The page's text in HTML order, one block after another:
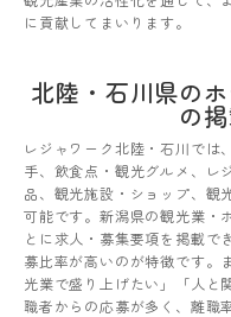
に貢献してまいります。
北陸・石川県の
の
レジャワーク北陸・石川では
手、飲食点・観光グルメ、レ
品、観光施設・ショップ、観
可能です。新潟県の観光業・
とに求人・募集要項を掲載で
募比率が高いのが特徴です。
光業で盛り上げたい」「人と
職者からの応募が多く、離職